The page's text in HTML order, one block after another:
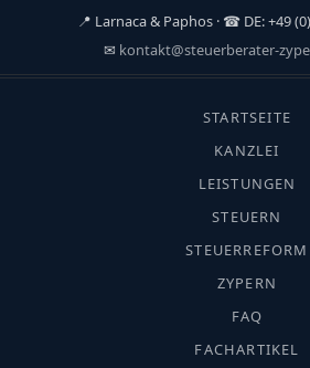
📍 Larnaca & Paphos · ☎ DE: +49
✉ kontakt@steuerberater-
STARTSEITE
KANZLEI
LEISTUNGEN
STEUERN
STEUERREFORM
ZYPERN
FAQ
FACHARTIKEL